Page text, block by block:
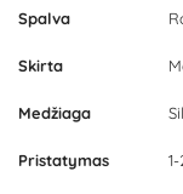
Spalva
Skirta
Medžiaga
Pristatymas